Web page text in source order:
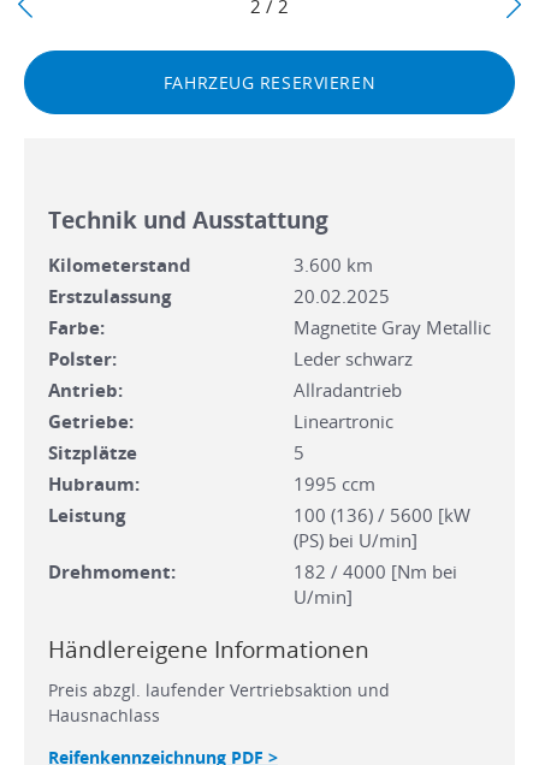
2 / 2
FAHRZEUG RESERVIEREN
Technik und Ausstattung
Kilometerstand
3.600 km
Erstzulassung
20.02.2025
Farbe:
Magnetite Gray Metallic
Polster:
Leder schwarz
Antrieb:
Allradantrieb
Getriebe:
Lineartronic
Sitzplätze
5
Hubraum:
1995 ccm
Leistung
100 (136) / 5600 [kW
(PS) bei U/min]
Drehmoment:
182 / 4000 [Nm bei
U/min]
Händlereigene Informationen
Preis abzgl. laufender Vertriebsaktion und
Hausnachlass
Reifenkennzeichnung PDF >